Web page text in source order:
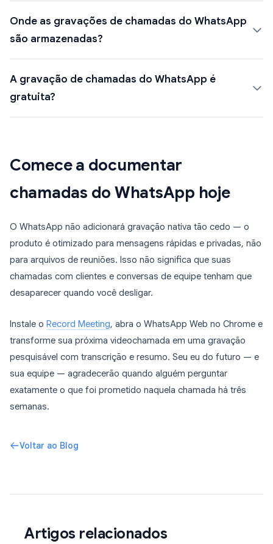
Onde as gravações de chamadas do WhatsApp
são armazenadas?
A gravação de chamadas do WhatsApp é
gratuita?
Comece a documentar
chamadas do WhatsApp hoje
O WhatsApp não adicionará gravação nativa tão cedo — o
produto é otimizado para mensagens rápidas e privadas, não
para arquivos de reuniões. Isso não significa que suas
chamadas com clientes e conversas de equipe tenham que
desaparecer quando você desligar.
Instale o Record Meeting, abra o WhatsApp Web no Chrome e
transforme sua próxima videochamada em uma gravação
pesquisável com transcrição e resumo. Seu eu do futuro — e
sua equipe — agradecerão quando alguém perguntar
exatamente o que foi prometido naquela chamada há três
semanas.
Voltar ao Blog
Artigos relacionados